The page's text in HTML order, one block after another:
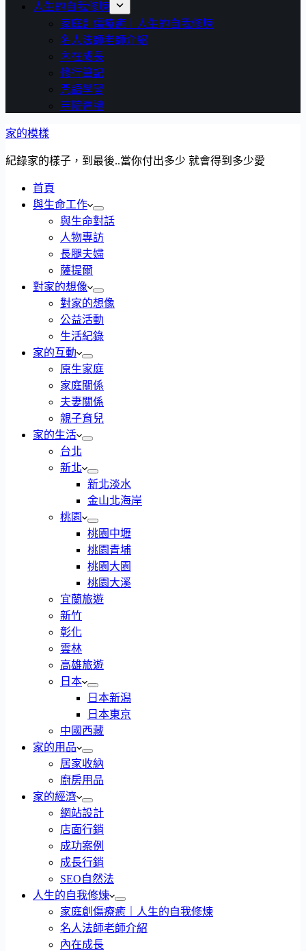
人生的自我修煉
家庭創傷療癒｜人生的自我修煉
名人法師老師介紹
內在成長
修行筆記
咒語學習
寺院巡禮
家的模樣
紀錄家的樣子，到最後..當你付出多少 就會得到多少愛
首頁
與生命工作
與生命對話
人物專訪
長腿夫婦
薩提爾
對家的想像
對家的想像
公益活動
生活紀錄
家的互動
原生家庭
家庭關係
夫妻關係
親子育兒
家的生活
台北
新北
新北淡水
金山北海岸
桃園
桃園中壢
桃園青埔
桃園大園
桃園大溪
宜蘭旅遊
新竹
彰化
雲林
高雄旅遊
日本
日本新潟
日本東京
中國西藏
家的用品
居家收納
廚房用品
家的經濟
網站設計
店面行銷
成功案例
成長行銷
SEO自然法
人生的自我修煉
家庭創傷療癒｜人生的自我修煉
名人法師老師介紹
內在成長